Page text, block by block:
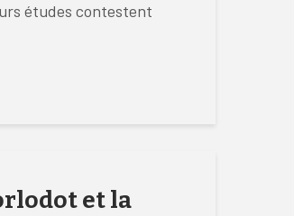
études contestent
et la